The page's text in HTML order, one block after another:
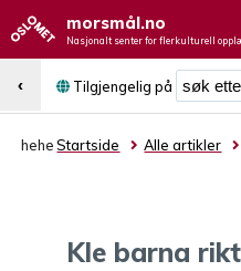
morsmål.no
Nasjonalt senter for flerkulturell
Tilgjengelig på
Søk etter
‹
hehe Startside Alle artikler
Kle barna